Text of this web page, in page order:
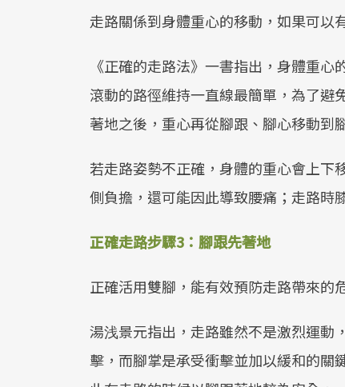
走路關係到身體重心的移動，如果可以
《正確的走路法》一書指出，身體重
滾動的路徑維持一直線最簡單，為了避
著地之後，重心再從腳跟、腳心移動到
若走路姿勢不正確，身體的重心會上下
側負擔，還可能因此導致腰痛；走路時
正確走路步驟3：腳跟先著地
正確活用雙腳，能有效預防走路帶來的
湯浅景元指出，走路雖然不是激烈運動
擊，而腳掌是承受衝擊並加以緩和的關